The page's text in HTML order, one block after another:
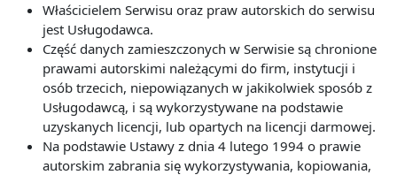
Właścicielem Serwisu oraz praw autorskich do serwisu
jest Usługodawca.
Część danych zamieszczonych w Serwisie są chronione
prawami autorskimi należącymi do firm, instytucji i
osób trzecich, niepowiązanych w jakikolwiek sposób z
Usługodawcą, i są wykorzystywane na podstawie
uzyskanych licencji, lub opartych na licencji darmowej.
Na podstawie Ustawy z dnia 4 lutego 1994 o prawie
autorskim zabrania się wykorzystywania, kopiowania,